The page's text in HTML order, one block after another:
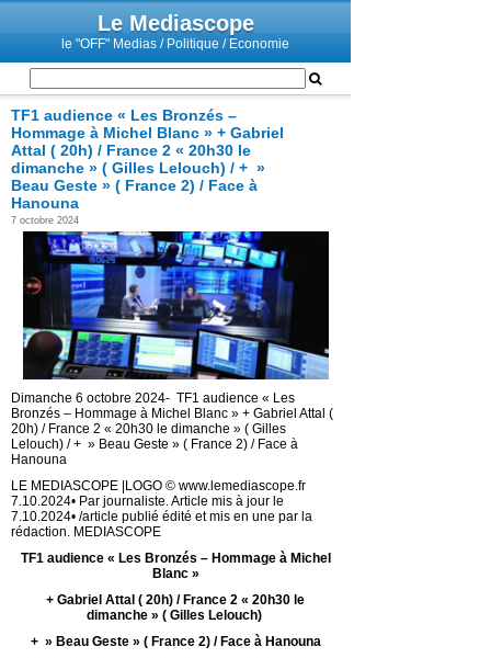
Le Mediascope
le "OFF" Medias / Politique / Economie
TF1 audience « Les Bronzés –
Hommage à Michel Blanc » + Gabriel
Attal ( 20h) / France 2 « 20h30 le
dimanche » ( Gilles Lelouch) / + »
Beau Geste » ( France 2) / Face à
Hanouna
7 octobre 2024
Dimanche 6 octobre 2024- TF1 audience « Les
Bronzés – Hommage à Michel Blanc » + Gabriel Attal (
20h) / France 2 « 20h30 le dimanche » ( Gilles
Lelouch) / + » Beau Geste » ( France 2) / Face à
Hanouna
LE MEDIASCOPE |LOGO © www.lemediascope.fr
7.10.2024• Par journaliste. Article mis à jour le
7.10.2024• /article publié édité et mis en une par la
rédaction. MEDIASCOPE
TF1 audience « Les Bronzés – Hommage à Michel
Blanc »
+ Gabriel Attal ( 20h) / France 2 « 20h30 le
dimanche » ( Gilles Lelouch)
+ » Beau Geste » ( France 2) / Face à Hanouna